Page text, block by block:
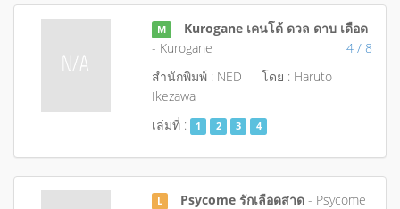
M
Kurogane เคนโด้ ดวล ดาบ เดือด
- Kurogane
4 / 8
สำนักพิมพ์ : NED
โดย : Haruto
Ikezawa
เล่มที่ :
1 2 3 4
L Psycome รักเลือดสาด - Psycome